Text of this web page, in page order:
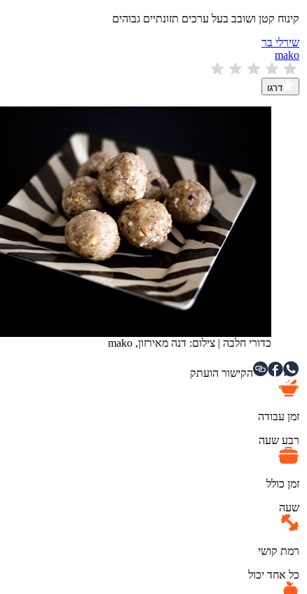
קינוח קטן ושובב בעל ערכים תזונתיים גבוהים
שירלי בר
mako
דרגו
כדורי חלבה | צילום: דנה מאירזון, mako
הקישור הועתק
זמן עבודה
רבע שעה
זמן כולל
שעה
רמת קושי
כל אחד יכול